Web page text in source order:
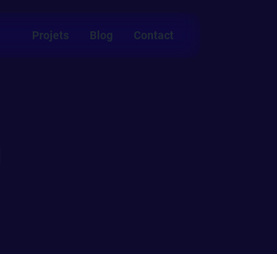
Projets Blog Contact